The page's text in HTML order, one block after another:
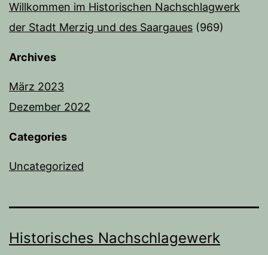
Willkommen im Historischen Nachschlagwerk
der Stadt Merzig und des Saargaues (969)
Archives
März 2023
Dezember 2022
Categories
Uncategorized
Historisches Nachschlagewerk